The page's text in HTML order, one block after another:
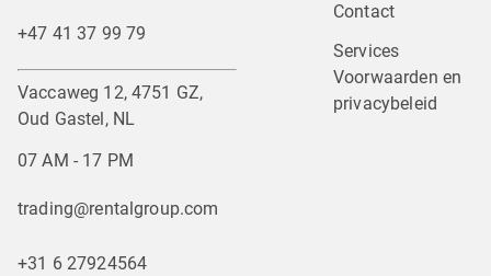
+47 41 37 99 79
Vaccaweg 12, 4751 GZ,
Oud Gastel, NL
07 AM - 17 PM
trading@rentalgroup.com
+31 6 27924564
Contact
Services
Voorwaarden en
privacybeleid